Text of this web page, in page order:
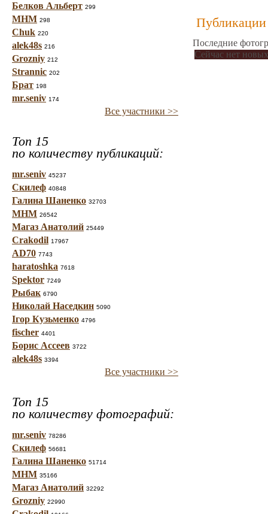
Белков Альберт 299
МНМ 298
Chuk 220
alek48s 216
Grozniy 212
Strannic 202
Брат 198
mr.seniv 174
Все участники >>
Топ 15
по количеству публикаций:
mr.seniv 45237
Скилеф 40848
Галина Шаненко 32703
МНМ 26542
Магаз Анатолий 25449
Crakodil 17967
AD70 7743
haratoshka 7618
Spektor 7249
Рыбак 6790
Николай Наседкин 5090
Ігор Кузьменко 4796
fischer 4401
Борис Ассеев 3722
alek48s 3394
Все участники >>
Топ 15
по количеству фотографий:
mr.seniv 78286
Скилеф 56681
Галина Шаненко 51714
МНМ 35166
Магаз Анатолий 32292
Grozniy 22990
Публикации
Последние
Сейчас нет